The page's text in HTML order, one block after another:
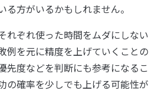
る方がいるかもしれません。
れぞれ使った時間をムダにしない
例を元に精度を上げていくことの
先度などを判断にも参考になるこ
の確率を少しでも上げる可能性が